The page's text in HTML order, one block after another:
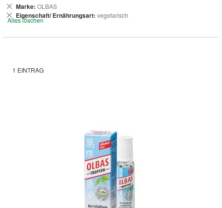
1 EINTRAG
Marke OLBAS
Dies
entfernen
Eigenschaft/ Ernährungsart vegetarisch
Dies
entfernen
Alles löschen